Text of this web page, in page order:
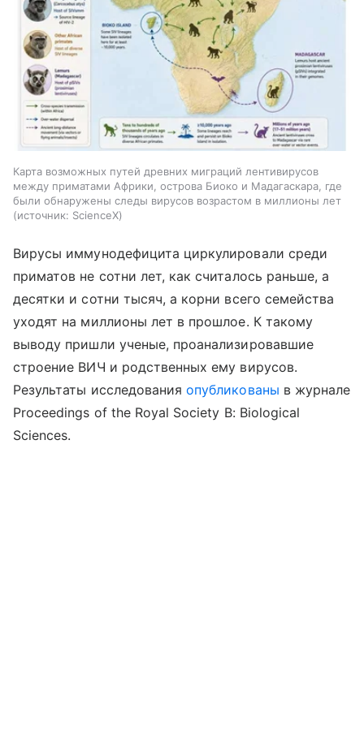
Карта возможных путей древних миграций лентивирусов
между приматами Африки, острова Биоко и Мадагаскара, где
были обнаружены следы вирусов возрастом в миллионы лет
источник: ScienceX
Вирусы иммунодефицита циркулировали среди
приматов не сотни лет, как считалось раньше, а
десятки и сотни тысяч, а корни всего семейства
уходят на миллионы лет в прошлое. К такому
выводу пришли ученые, проанализировавшие
строение ВИЧ и родственных ему вирусов.
Результаты исследованияопубликованы в журнале
Proceedings of the Royal Society B: Biological
Sciences.